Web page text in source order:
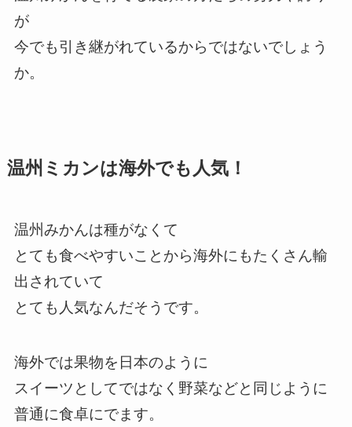
が
今でも引き継がれているからではないでしょう
か。
温州ミカンは海外でも人気！
温州みかんは種がなくて
とても食べやすいことから海外にもたくさん輸
出されていて
とても人気なんだそうです。
海外では果物を日本のように
スイーツとしてではなく野菜などと同じように
普通に食卓にでます。